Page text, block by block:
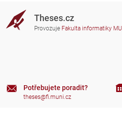
Theses.cz
Provozuje Fakulta informatiky MU
Potřebujete poradit?
theses@fi.muni.cz